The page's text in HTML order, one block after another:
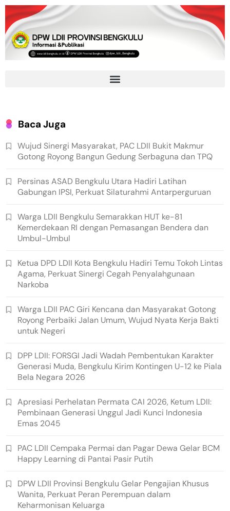
Baca Juga
Wujud Sinergi Masyarakat, PAC LDII Bukit Makmur
Gotong Royong Bangun Gedung Serbaguna dan TPQ
Persinas ASAD Bengkulu Utara Hadiri Latihan
Gabungan IPSI, Perkuat Silaturahmi Antarperguruan
Warga LDII Bengkulu Semarakkan HUT ke-81
Kemerdekaan RI dengan Pemasangan Bendera dan
Umbul-Umbul
Ketua DPD LDII Kota Bengkulu Hadiri Temu Tokoh Lintas
Agama, Perkuat Sinergi Cegah Penyalahgunaan
Narkoba
Warga LDII PAC Giri Kencana dan Masyarakat Gotong
Royong Perbaiki Jalan Umum, Wujud Nyata Kerja Bakti
untuk Negeri
DPP LDII: FORSGI Jadi Wadah Pembentukan Karakter
Generasi Muda, Bengkulu Kirim Kontingen U-12 ke Piala
Bela Negara 2026
Apresiasi Perhelatan Permata CAI 2026, Ketum LDII:
Pembinaan Generasi Unggul Jadi Kunci Indonesia
Emas 2045
PAC LDII Cempaka Permai dan Pagar Dewa Gelar BCM
Happy Learning di Pantai Pasir Putih
DPW LDII Provinsi Bengkulu Gelar Pengajian Khusus
Wanita, Perkuat Peran Perempuan dalam
Keharmonisan Keluarga